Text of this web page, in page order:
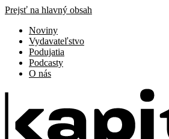
Prejsť na hlavný obsah
Noviny
Vydavateľstvo
Podujatia
Podcasty
O nás